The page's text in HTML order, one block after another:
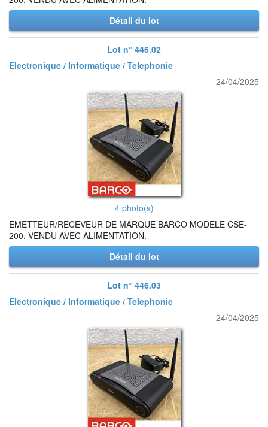
Détail du lot
Lot n° 446.02
Electronique / Informatique / Telephonie
24/04/2025
4 photo(s)
EMETTEUR/RECEVEUR DE MARQUE BARCO MODELE CSE-
200. VENDU AVEC ALIMENTATION.
Détail du lot
Lot n° 446.03
Electronique / Informatique / Telephonie
24/04/2025